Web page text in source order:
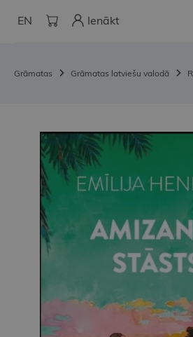
EN Ienākt
Grāmatas Grāmatas latviešu valodā